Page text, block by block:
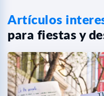
Artículos
para fiestas y